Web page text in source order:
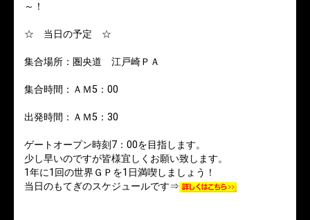
～！
☆ 当日の予定 ☆
集合場所：圏央道 江戸崎ＰＡ
集合時間：ＡＭ5：00
出発時間：ＡＭ5：30
ゲートオープン時刻7：00を目指します。
少し早いのですが皆様宜しくお願い致します。
1年に1回の世界ＧＰを1日満喫しましょう！
当日のもてぎのスケジュールです⇒